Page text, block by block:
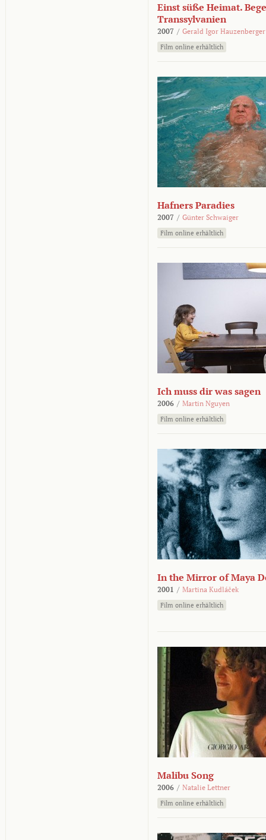
Einst süße Heimat.
Transsylvanien
2007 / Gerald Igor Hauzenberger
Film online erhältlich
Hafners Paradies
2007 / Günter Schwaiger
Film online erhältlich
Ich muss dir was sagen
2006 / Martin Nguyen
Film online erhältlich
In the Mirror of Maya
2001 / Martina Kudláček
Film online erhältlich
Malibu Song
2006 / Natalie Lettner
Film online erhältlich